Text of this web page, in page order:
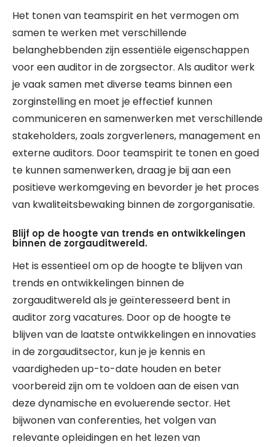
Het tonen van teamspirit en het vermogen om
samen te werken met verschillende
belanghebbenden zijn essentiële eigenschappen
voor een auditor in de zorgsector. Als auditor werk
je vaak samen met diverse teams binnen een
zorginstelling en moet je effectief kunnen
communiceren en samenwerken met verschillende
stakeholders, zoals zorgverleners, management en
externe auditors. Door teamspirit te tonen en goed
te kunnen samenwerken, draag je bij aan een
positieve werkomgeving en bevorder je het proces
van kwaliteitsbewaking binnen de zorgorganisatie.
Blijf op de hoogte van trends en ontwikkelingen
binnen de zorgauditwereld.
Het is essentieel om op de hoogte te blijven van
trends en ontwikkelingen binnen de
zorgauditwereld als je geïnteresseerd bent in
auditor zorg vacatures. Door op de hoogte te
blijven van de laatste ontwikkelingen en innovaties
in de zorgauditsector, kun je je kennis en
vaardigheden up-to-date houden en beter
voorbereid zijn om te voldoen aan de eisen van
deze dynamische en evoluerende sector. Het
bijwonen van conferenties, het volgen van
relevante opleidingen en het lezen van